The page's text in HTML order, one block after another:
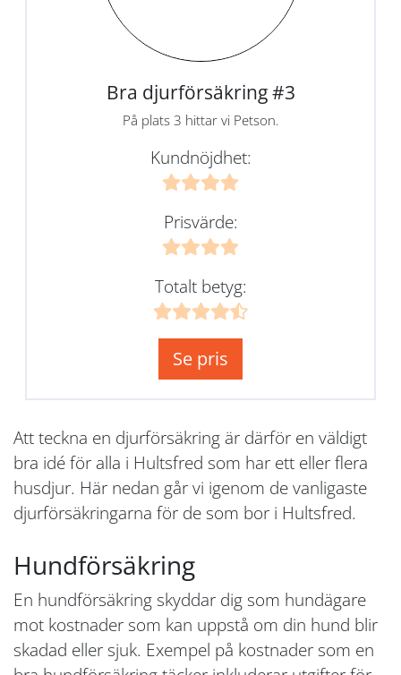
Bra djurförsäkring #3
På plats 3 hittar vi Petson.
Kundnöjdhet:
Prisvärde:
Totalt betyg:
Se pris
Att teckna en djurförsäkring är därför en väldigt
bra idé för alla i Hultsfred som har ett eller flera
husdjur. Här nedan går vi igenom de vanligaste
djurförsäkringarna för de som bor i Hultsfred.
Hundförsäkring
En hundförsäkring skyddar dig som hundägare
mot kostnader som kan uppstå om din hund blir
skadad eller sjuk. Exempel på kostnader som en